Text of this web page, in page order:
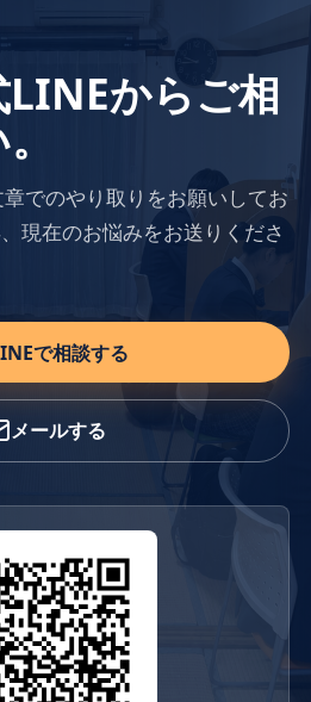
LINEからご相
でのやり取りをお願いしてお
現在のお悩みをお送りくださ
で相談する
メールする